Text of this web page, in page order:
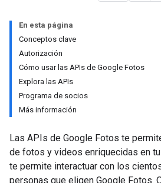
En esta página
Conceptos clave
Autorización
Cómo usar las APIs de Google Fotos
Explora las APIs
Programa de socios
Más información
Las APIs de Google Fotos te
de fotos y videos enriquecidas en
te permite interactuar con los
personas que eligen Google Fotos.